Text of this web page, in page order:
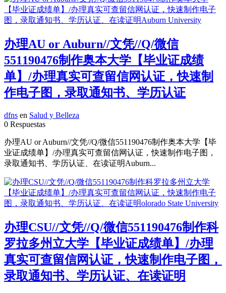
办理AU or Auburn//文凭//Q/微信
551190476制作奥本大学【毕业证成绩
单】/办理真实可查留信网认证，快速制
作电子图，录取通知书、学历认证
dfns en Salud y Belleza
0 Respuestas
办理AU or Auburn//文凭//Q/微信551190476制作奥本大学【毕
业证成绩单】/办理真实可查留信网认证，快速制作电子图，
录取通知书、学历认证、在读证明Auburn...
办理CSU//文凭//Q/微信551190476制作科
罗拉多州立大学【毕业证成绩单】/办理
真实可查留信网认证，快速制作电子图，
录取通知书、学历认证、在读证明